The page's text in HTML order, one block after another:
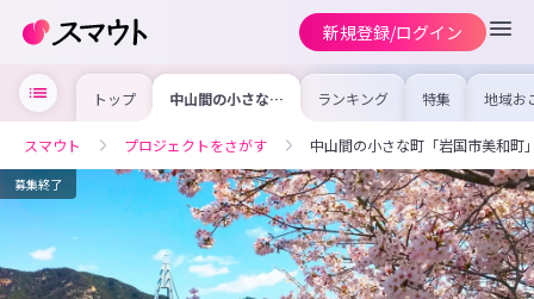
新規登録/ログイン
トップ 中山間の小さな町
「岩国市美和町」
集！！
ランキング 特集 地域お
の求
を集め
事内容
を比較
合った
けよう
スマウト プロジェクトをさがす 中山間の小さな町「岩国市美和町
募集終了